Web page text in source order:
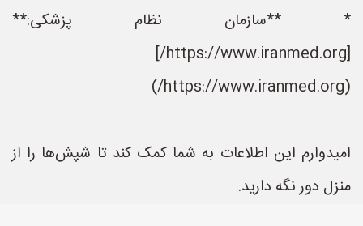
* **سازمان نظام پزشکی:**
[https://www.iranmed.org/]
(https://www.iranmed.org/)
امیدوارم این اطلاعات به شما کمک کند تا شپش‌ها را از
منزل دور نگه دارید.